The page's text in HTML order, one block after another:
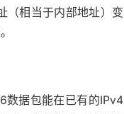
（相当于内部地址）变
数据包能在已有的IPv4